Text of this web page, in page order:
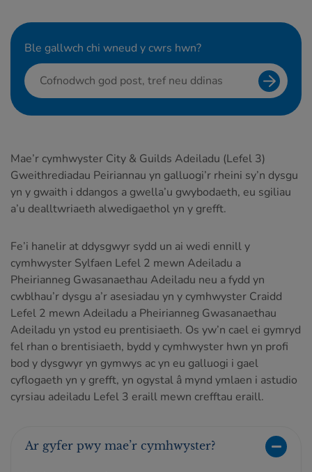
Mae’r cymhwyster City & Guilds Adeiladu (Lefel 3)
Gweithrediadau Peiriannau yn galluogi’r rheini sy’n dysgu
yn y gwaith i ddangos a gwella’u gwybodaeth, eu sgiliau
a’u dealltwriaeth alwedigaethol yn y grefft.
Fe’i hanelir at ddysgwyr sydd un ai wedi ennill y
cymhwyster Sylfaen Lefel 2 mewn Adeiladu a
Pheirianneg Gwasanaethau Adeiladu neu a fydd yn
cwblhau’r dysgu a’r asesiadau yn y cymhwyster Craidd
Lefel 2 mewn Adeiladu a Pheirianneg Gwasanaethau
Adeiladu yn ystod eu prentisiaeth. Os yw’n cael ei gymryd
fel rhan o brentisiaeth, bydd y cymhwyster hwn yn profi
bod y dysgwyr yn gymwys ac yn eu galluogi i gael
cyflogaeth yn y grefft, yn ogystal â mynd ymlaen i astudio
cyrsiau adeiladu Lefel 3 eraill mewn crefftau eraill.
Ar gyfer pwy mae’r cymhwyster?
Ble gallwch chi wneud y cwrs hwn?
Search